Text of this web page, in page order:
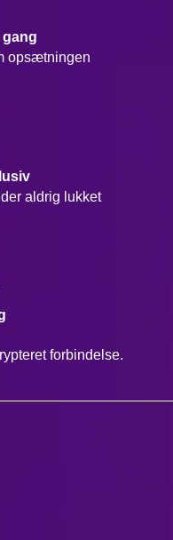
gang
opsætningen
aldrig lukket
forbindelse.